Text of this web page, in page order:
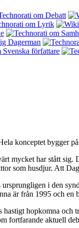
konceptet bygger
mycket har stått
som husdjur. Att
ursprungligen i den
är från 1995 och
hastigt hopkomna
fortfarande aktuell